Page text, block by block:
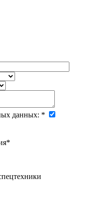
данных: *
*